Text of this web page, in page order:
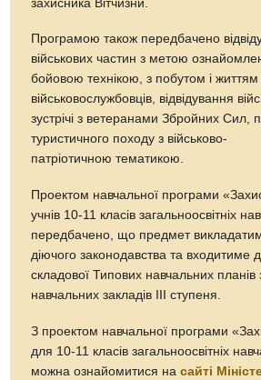
захисника Вітчизни.
Програмою також передбачено
військових частин з метою
бойовою технікою, з побутом і життям
військовослужбовців, відвідування
зустрічі з ветеранами Збройних Сил,
туристичного походу з військово-
патріотичною тематикою.
Проектом навчальної програми
учнів 10-11 класів загальноосвітніх
передбачено, що предмет
діючого законодавства та входитиме
складової Типових навчальних планів
навчальних закладів ІІІ ступеня.
З проектом навчальної програми
для 10-11 класів загальноосвітніх
можна ознайомитися насайті